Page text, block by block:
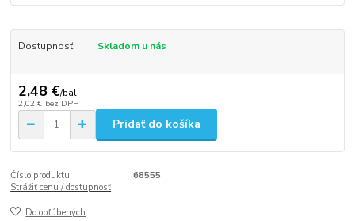
Dostupnosť Skladom u nás
2,48 €/bal
2,02 € bez DPH
Pridať do košíka
Číslo produktu:
68555
Strážiť cenu / dostupnosť
Do obľúbených